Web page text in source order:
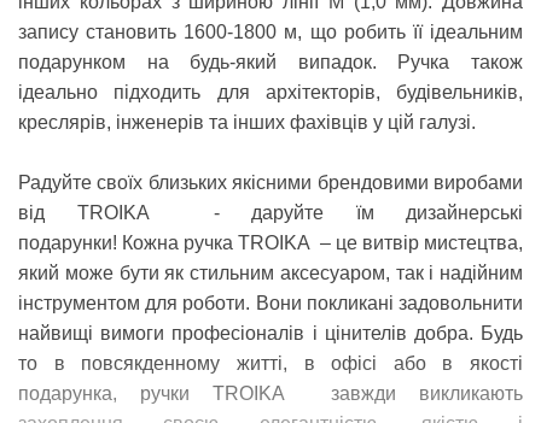
запису становить 1600-1800 м, що робить її ідеальним
подарунком на будь-який випадок. Ручка також
ідеально підходить для архітекторів, будівельників,
креслярів, інженерів та інших фахівців у цій галузі.
Радуйте своїх близьких якісними брендовими виробами
від
TROIKA
- даруйте їм дизайнерські
подарунки! Кожна ручка TROIKA – це витвір мистецтва,
який може бути як стильним аксесуаром, так і надійним
інструментом для роботи. Вони покликані задовольнити
найвищі вимоги професіоналів і цінителів добра. Будь
то в повсякденному житті, в офісі або в якості
подарунка, ручки TROIKA
завжди викликають